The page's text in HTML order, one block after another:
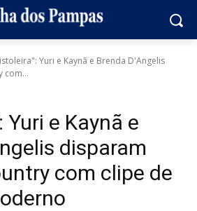
Yuri e Kaynã e Brenda D'Angelis
com...
Yuri e Kaynã e
disparam
com clipe de